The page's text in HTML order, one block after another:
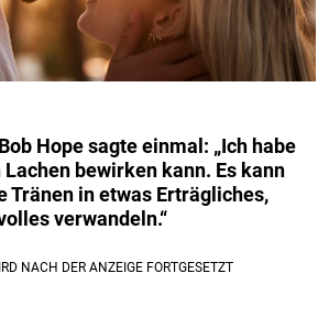
Hope sagte einmal: „Ich habe
bewirken kann. Es kann
Tränen in etwas Erträgliches,
verwandeln.“